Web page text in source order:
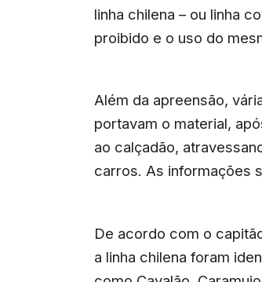
linha chilena – ou linha
proibido e o uso do
Além da apreensão,
portavam o material,
ao calçadão,
carros. As informações
De acordo com o
a linha chilena foram